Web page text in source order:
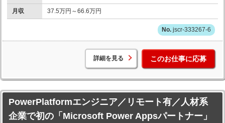
月収 37.5万円～66.6万円
jscr-333267-6
詳細を見る このお仕事に応募
PowerPlatformエンジニア／リモート有／人材系
企業で初の「Microsoft Power Appsパートナー」